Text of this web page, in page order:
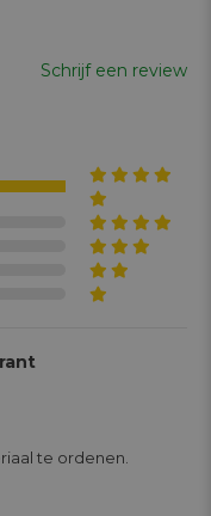
Schrijf een review